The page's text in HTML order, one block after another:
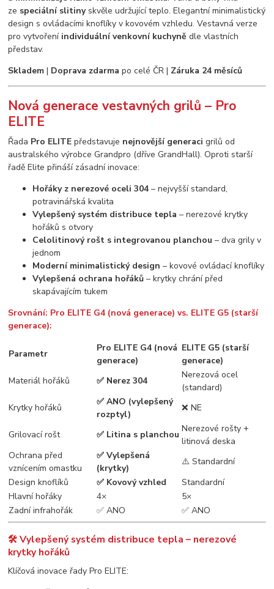
ze speciální slitinyskvěle udržující teplo. Elegantní minimalistický
design s ovládacími knoflíky v kovovém vzhledu. Vestavná verze
pro vytvoření individuální venkovní kuchyně dle vlastních
představ.
Skladem | Doprava zdarma po celé ČR | Záruka 24 měsíců
Nová generace vestavných grilů – Pro
ELITE
Řada Pro ELITE představuje nejnovější generaci grilů od
australského výrobce Grandpro (dříve GrandHall). Oproti starší
řadě Elite přináší zásadní inovace:
Hořáky z nerezové oceli 304 – nejvyšší standard,
potravinářská kvalita
Vylepšený systém distribuce tepla – nerezové krytky
hořáků s otvory
Celolitinový rošt s integrovanou planchou – dva grily v
jednom
Moderní minimalistický design – kovové ovládací knoflíky
Vylepšená ochrana hořáků – krytky chrání před
skapávajícím tukem
Srovnání: Pro ELITE G4 (nová generace) vs. ELITE G5 (starší
generace):
Parametr
Pro ELITE G4 (nová
generace)
ELITE G5 (starší
generace)
Materiál hořáků
✅ Nerez 304
Nerezová ocel
(standard)
Krytky hořáků
✅ ANO (vylepšený
rozptyl)
❌ NE
Grilovací rošt ✅ Litina s planchou
Nerezové rošty +
litinová deska
Ochrana před
vznícením omastku
✅ Vylepšená
(krytky)
⚠️ Standardní
Design knoflíků
✅ Kovový vzhled
Standardní
Hlavní hořáky
4×
5×
Zadní infrahořák
✅ ANO ✅ ANO
🛠️ Vylepšený systém distribuce tepla – nerezové
krytky hořáků
Klíčová inovace řady Pro ELITE: